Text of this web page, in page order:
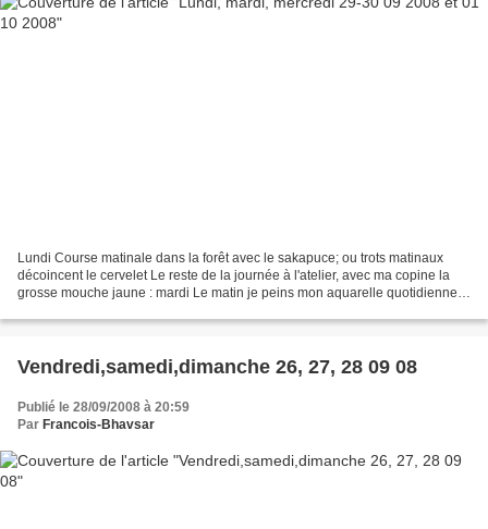
Lundi Course matinale dans la forêt avec le sakapuce; ou trots matinaux
décoincent le cervelet Le reste de la journée à l'atelier, avec ma copine la
grosse mouche jaune : mardi Le matin je peins mon aquarelle quotidienne
Vendredi,samedi,dimanche 26, 27, 28 09 08
Publié le 28/09/2008 à 20:59
Par Francois-Bhavsar